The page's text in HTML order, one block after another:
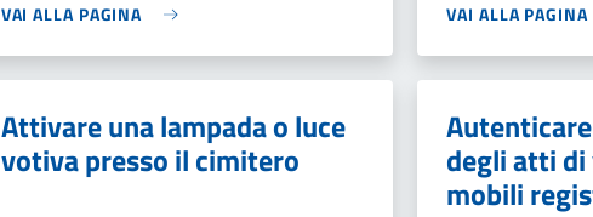
VAI ALLA PAGINA VAI ALLA PAGINA
Attivare una lampada o luce
votiva presso il cimitero degli atti
mobili